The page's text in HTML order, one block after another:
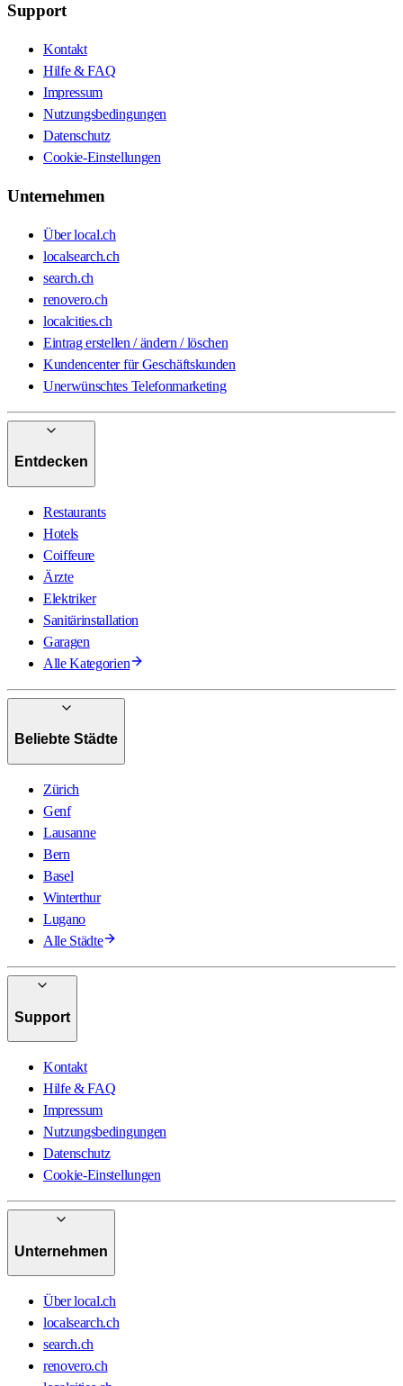
Support
Kontakt
Hilfe & FAQ
Impressum
Nutzungsbedingungen
Datenschutz
Cookie-Einstellungen
Unternehmen
Über local.ch
localsearch.ch
search.ch
renovero.ch
localcities.ch
Eintrag erstellen / ändern / löschen
Kundencenter für Geschäftskunden
Unerwünschtes Telefonmarketing
Entdecken
Restaurants
Hotels
Coiffeure
Ärzte
Elektriker
Sanitärinstallation
Garagen
Alle Kategorien
Beliebte Städte
Zürich
Genf
Lausanne
Bern
Basel
Winterthur
Lugano
Alle Städte
Support
Kontakt
Hilfe & FAQ
Impressum
Nutzungsbedingungen
Datenschutz
Cookie-Einstellungen
Unternehmen
Über local.ch
localsearch.ch
search.ch
renovero.ch